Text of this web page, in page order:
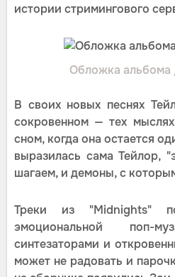
истории стримингового
Обложка альбома
В своих новых песнях
сокровенном — тех
сном, когда она остается
выразилась сама Тейлор,
шагаем, и демоны, с
Треки из "Midnights"
эмоциональной поп-
синтезаторами и
может не радовать и